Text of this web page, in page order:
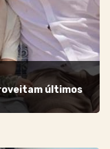
últimos